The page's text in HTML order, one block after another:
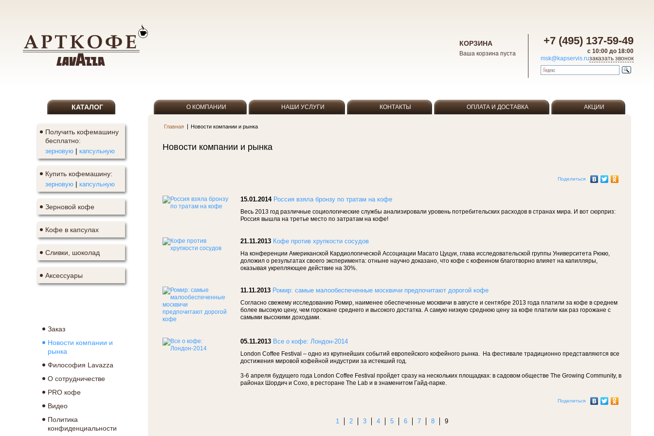
КОРЗИНА
Ваша корзина пуста
+7 (495) 137-59-49
с 10:00 до 18:00
msk@kapservis.ruзаказать звонок
О КОМПАНИИ НАШИ УСЛУГИ КОНТАКТЫ ОПЛАТА И ДОСТАВКА АКЦИИ
Главная Новости компании и рынка
Новости компании и рынка
Поделиться
15.01.2014 Россия взяла бронзу по тратам на кофе
Весь 2013 год различные социологические службы анализировали уровень потребительских расходов в странах мира. И вот сюрприз:
Россия вышла на третье место по затратам на кофе!
21.11.2013 Кофе против хрупкости сосудов
На конференции Американской Кардиологической Ассоциации Масато Цуцуи, глава исследовательской группы Университета Рюкю,
доложил о результатах своего эксперимента: отныне научно доказано, что кофе с кофеином благотворно влияет на капилляры,
оказывая укрепляющее действие на 30%.
11.11.2013 Ромир: самые малообеспеченные москвичи предпочитают дорогой кофе
Согласно свежему исследованию Ромир, наименее обеспеченные москвичи в августе и сентябре 2013 года платили за кофе в среднем
более высокую цену, чем горожане среднего и высокого достатка. А самую низкую среднюю цену за кофе платили как раз горожане с
самыми высокими доходами.
05.11.2013 Все о кофе: Лондон-2014
London Coffee Festival – одно из крупнейших событий европейского кофейного рынка. На фестивале традиционно представляются все
достижения мировой кофейной индустрии за истекший год.
3-6 апреля будущего года London Coffee Festival пройдет сразу на нескольких площадках: в садовом обществе The Growing Community, в
районах Шордич и Сохо, в ресторане The Lab и в знаменитом Гайд-парке.
Поделиться
1 2 3 4 5 6 7 8 9
КАТАЛОГ
Получить кофемашину
бесплатно:
зерновую | капсульную
Купить кофемашину:
зерновую | капсульную
Зерновой кофе
Кофе в капсулах
Сливки, шоколад
Аксессуары
Заказ
Новости компании и
рынка
Философия Lavazza
О сотрудничестве
PRO кофе
Видео
Политика
конфиденциальности